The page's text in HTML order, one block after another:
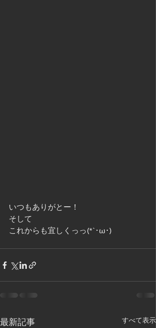
いつもありがとー！
そして
これからも宜しくっっ(*`･ω･)ゞ
最新記事 すべて表示